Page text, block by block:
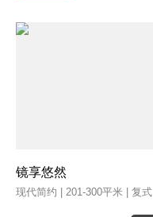
镜享悠然
现代简约 | 201-300平米 | 复式